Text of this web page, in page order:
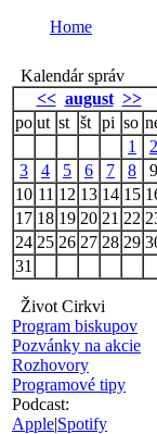
Home
Kalendár správ
<< august >>
po ut st št pi so
1
2
3
4 5 6 7 8
9
10 11 12 13 14 15
17 18 19 20 21 22
24 25 26 27 28 29
31
Život Cirkvi
Program biskupov
Pozvánky na akcie
Rozhovory
Programové tipy
Podcast:
Apple|Spotify